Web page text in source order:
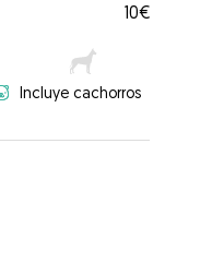
10€
Incluye cachorros